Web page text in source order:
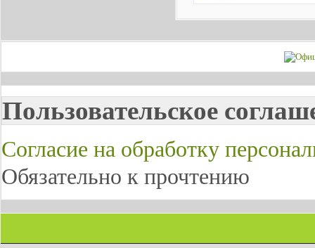
Пользовательское
Согласие на обработку
Обязательно к прочтению